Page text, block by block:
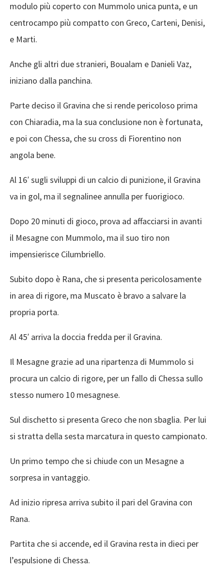
modulo più coperto con Mummolo unica punta, e un
centrocampo più compatto con Greco, Carteni, Denisi,
e Marti.
Anche gli altri due stranieri, Boualam e Danieli Vaz,
iniziano dalla panchina.
Parte deciso il Gravina che si rende pericoloso prima
con Chiaradia, ma la sua conclusione non è fortunata,
e poi con Chessa, che su cross di Fiorentino non
angola bene.
Al 16′ sugli sviluppi di un calcio di punizione, il Gravina
va in gol, ma il segnalinee annulla per fuorigioco.
Dopo 20 minuti di gioco, prova ad affacciarsi in avanti
il Mesagne con Mummolo, ma il suo tiro non
impensierisce Cilumbriello.
Subito dopo è Rana, che si presenta pericolosamente
in area di rigore, ma Muscato è bravo a salvare la
propria porta.
Al 45′ arriva la doccia fredda per il Gravina.
Il Mesagne grazie ad una ripartenza di Mummolo si
procura un calcio di rigore, per un fallo di Chessa sullo
stesso numero 10 mesagnese.
Sul dischetto si presenta Greco che non sbaglia. Per lui
si stratta della sesta marcatura in questo campionato.
Un primo tempo che si chiude con un Mesagne a
sorpresa in vantaggio.
Ad inizio ripresa arriva subito il pari del Gravina con
Rana.
Partita che si accende, ed il Gravina resta in dieci per
l’espulsione di Chessa.